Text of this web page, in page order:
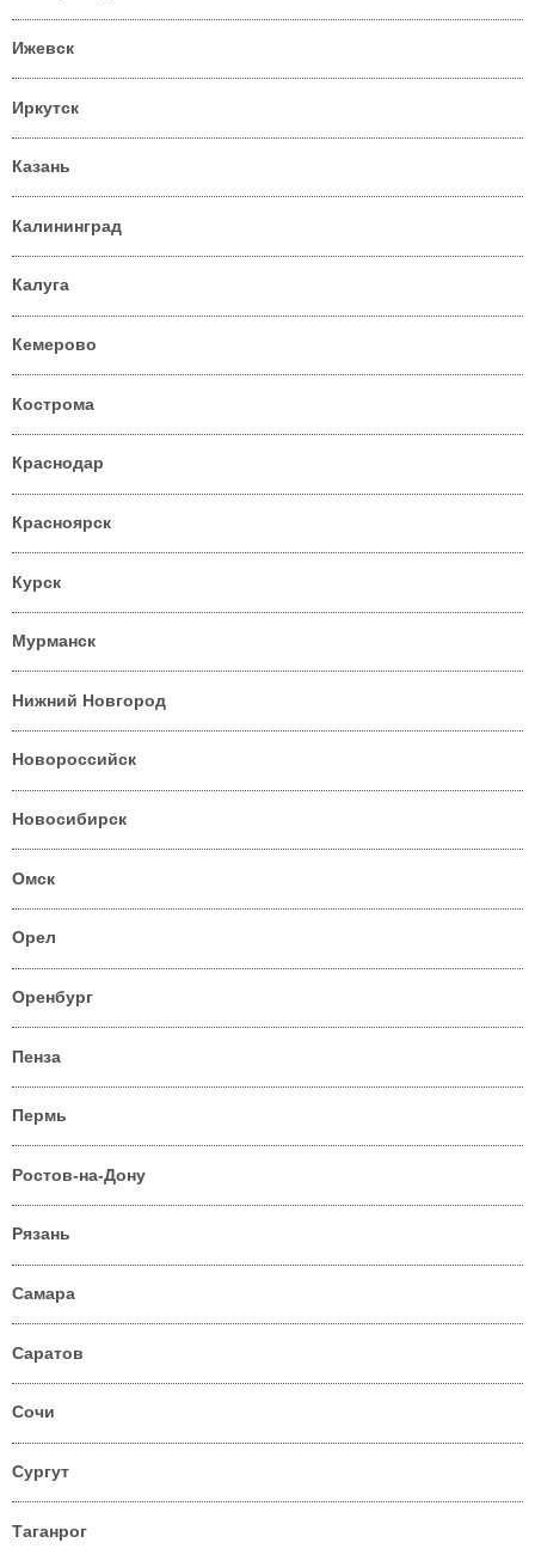
Ижевск
Иркутск
Казань
Калининград
Калуга
Кемерово
Кострома
Краснодар
Красноярск
Курск
Мурманск
Нижний Новгород
Новороссийск
Новосибирск
Омск
Орел
Оренбург
Пенза
Пермь
Ростов-на-Дону
Рязань
Самара
Саратов
Сочи
Сургут
Таганрог